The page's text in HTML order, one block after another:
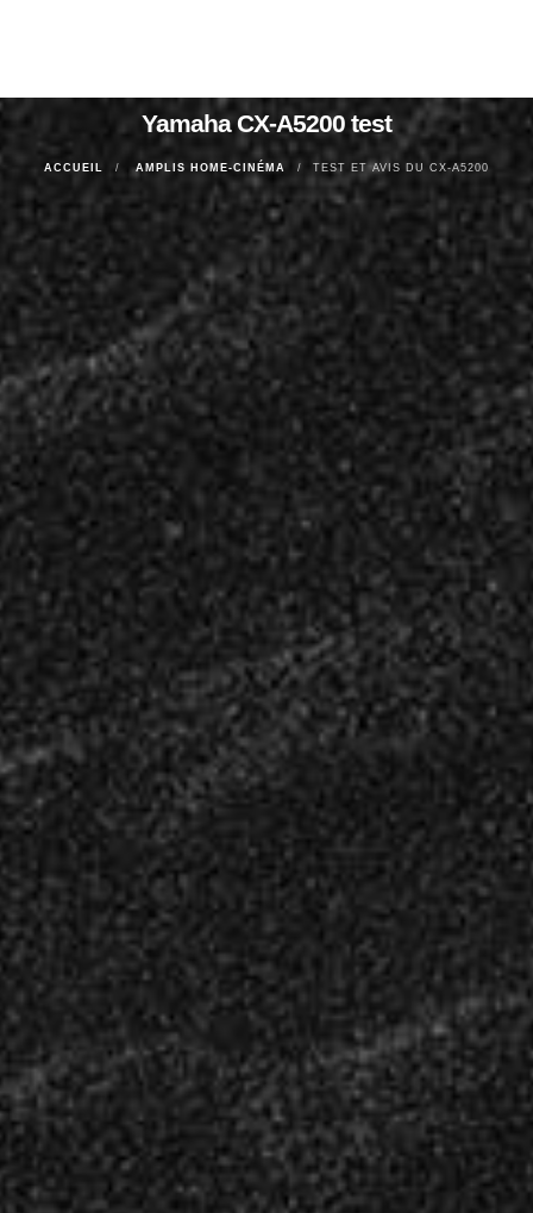
Yamaha CX-A5200 test
ACCUEIL AMPLIS HOME-CINÉMA TEST ET AVIS DU CX-A5200